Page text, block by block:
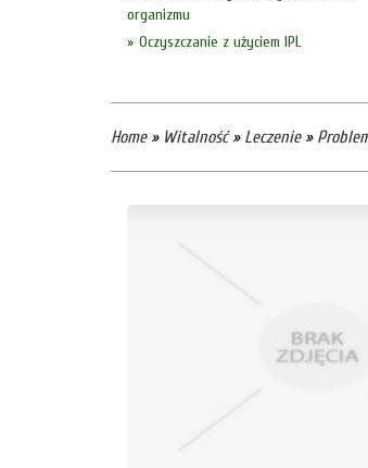
organizmu
Oczyszczanie z użyciem IPL
Home» Witalność» Leczenie»